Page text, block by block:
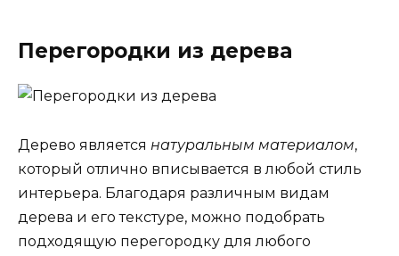
Перегородки из дерева
Дерево является натуральным материалом,
который отлично вписывается в любой стиль
интерьера. Благодаря различным видам
дерева и его текстуре, можно подобрать
подходящую перегородку для любого